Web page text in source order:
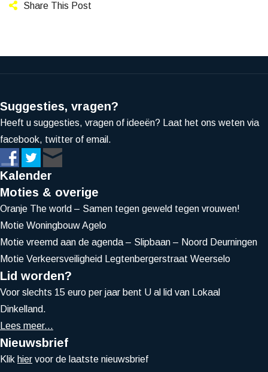
Share This Post
Suggesties, vragen?
Heeft u suggesties, vragen of ideeën? Laat het ons weten via
facebook, twitter of email.
Kalender
Moties & overige
Oranje The world – Samen tegen geweld tegen vrouwen!
Motie Woningbouw Agelo
Motie vreemd aan de agenda – Slipbaan – Noord Deurningen
Motie Verkeersveiligheid Legtenbergerstraat Weerselo
Lid worden?
Voor slechts 15 euro per jaar bent U al lid van Lokaal
Dinkelland.
Lees meer...
Nieuwsbrief
Klik hier voor de laatste nieuwsbrief